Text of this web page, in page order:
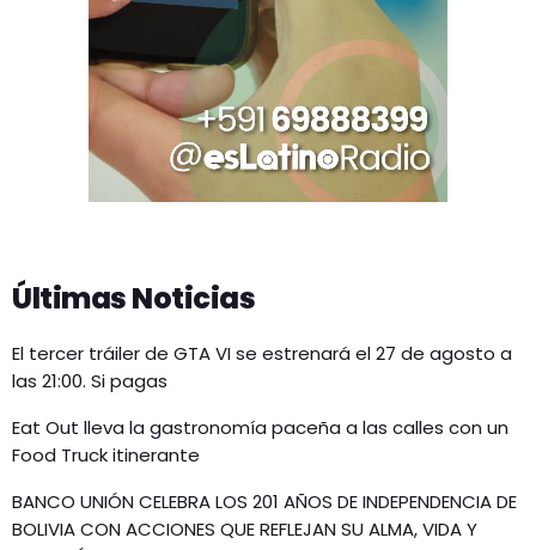
Últimas Noticias
El tercer tráiler de GTA VI se estrenará el 27 de agosto a
las 21:00. Si pagas
Eat Out lleva la gastronomía paceña a las calles con un
Food Truck itinerante
BANCO UNIÓN CELEBRA LOS 201 AÑOS DE INDEPENDENCIA DE
BOLIVIA CON ACCIONES QUE REFLEJAN SU ALMA, VIDA Y